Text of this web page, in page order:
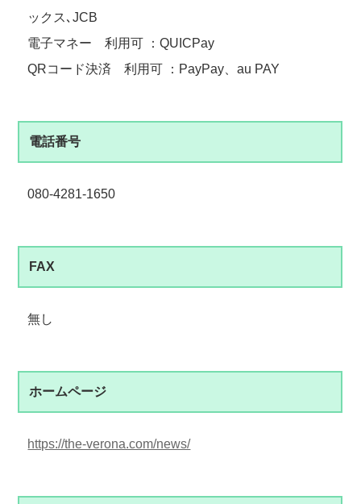
ックス､JCB
電子マネー 利用可 ：QUICPay
QRコード決済 利用可 ：PayPay、au PAY
電話番号
080-4281-1650
FAX
無し
ホームページ
https://the-verona.com/news/